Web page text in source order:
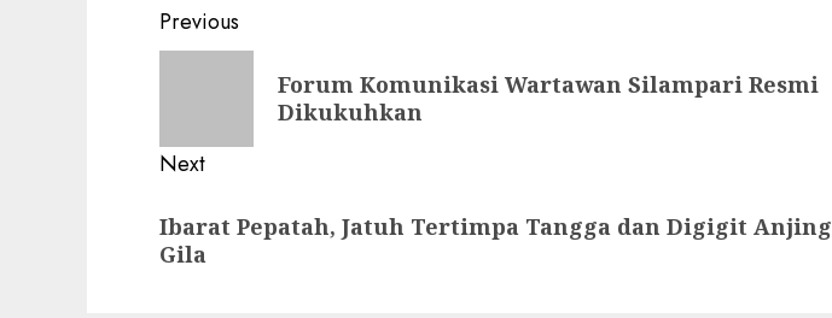
Post
navigation
Previous
Forum Komunikasi Wartawan Silampari Resmi
Dikukuhkan
Next
post:
Ibarat Pepatah, Jatuh Tertimpa Tangga dan Digigit Anjing
Gila